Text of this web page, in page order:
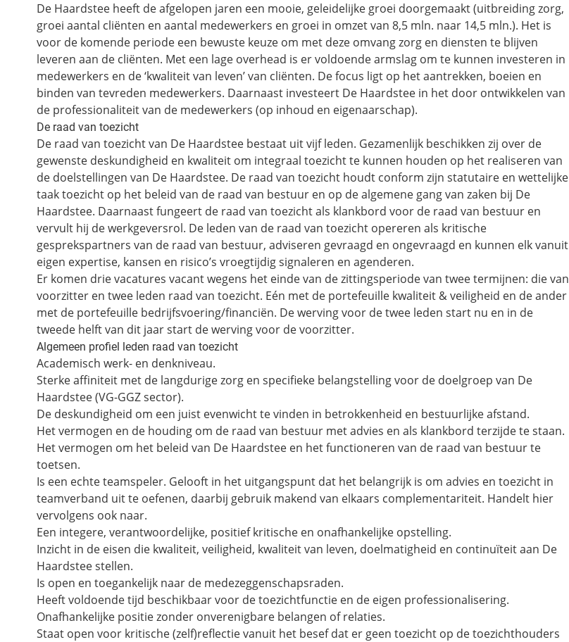
De Haardstee heeft de afgelopen jaren een mooie, geleidelijke groei doorgemaakt (uitbreiding zorg,
groei aantal cliënten en aantal medewerkers en groei in omzet van 8,5 mln. naar 14,5 mln.). Het is
voor de komende periode een bewuste keuze om met deze omvang zorg en diensten te blijven
leveren aan de cliënten. Met een lage overhead is er voldoende armslag om te kunnen investeren in
medewerkers en de ‘kwaliteit van leven’ van cliënten. De focus ligt op het aantrekken, boeien en
binden van tevreden medewerkers. Daarnaast investeert De Haardstee in het door ontwikkelen van
de professionaliteit van de medewerkers (op inhoud en eigenaarschap).
De raad van toezicht
De raad van toezicht van De Haardstee bestaat uit vijf leden. Gezamenlijk beschikken zij over de
gewenste deskundigheid en kwaliteit om integraal toezicht te kunnen houden op het realiseren van
de doelstellingen van De Haardstee. De raad van toezicht houdt conform zijn statutaire en wettelijke
taak toezicht op het beleid van de raad van bestuur en op de algemene gang van zaken bij De
Haardstee. Daarnaast fungeert de raad van toezicht als klankbord voor de raad van bestuur en
vervult hij de werkgeversrol. De leden van de raad van toezicht opereren als kritische
gesprekspartners van de raad van bestuur, adviseren gevraagd en ongevraagd en kunnen elk vanuit
eigen expertise, kansen en risico’s vroegtijdig signaleren en agenderen.
Er komen drie vacatures vacant wegens het einde van de zittingsperiode van twee termijnen: die van
voorzitter en twee leden raad van toezicht. Eén met de portefeuille kwaliteit & veiligheid en de ander
met de portefeuille bedrijfsvoering/financiën. De werving voor de twee leden start nu en in de
tweede helft van dit jaar start de werving voor de voorzitter.
Algemeen profiel leden raad van toezicht
Academisch werk- en denkniveau.
Sterke affiniteit met de langdurige zorg en specifieke belangstelling voor de doelgroep van De
Haardstee (VG-GGZ sector).
De deskundigheid om een juist evenwicht te vinden in betrokkenheid en bestuurlijke afstand.
Het vermogen en de houding om de raad van bestuur met advies en als klankbord terzijde te staan.
Het vermogen om het beleid van De Haardstee en het functioneren van de raad van bestuur te
toetsen.
Is een echte teamspeler. Gelooft in het uitgangspunt dat het belangrijk is om advies en toezicht in
teamverband uit te oefenen, daarbij gebruik makend van elkaars complementariteit. Handelt hier
vervolgens ook naar.
Een integere, verantwoordelijke, positief kritische en onafhankelijke opstelling.
Inzicht in de eisen die kwaliteit, veiligheid, kwaliteit van leven, doelmatigheid en continuïteit aan De
Haardstee stellen.
Is open en toegankelijk naar de medezeggenschapsraden.
Heeft voldoende tijd beschikbaar voor de toezichtfunctie en de eigen professionalisering.
Onafhankelijke positie zonder onverenigbare belangen of relaties.
Staat open voor kritische (zelf)reflectie vanuit het besef dat er geen toezicht op de toezichthouders